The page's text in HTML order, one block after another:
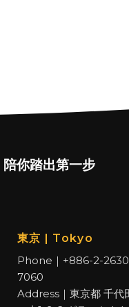
你踏出第一步
東京 | Tokyo
Phone｜+886-2-
7060
Address｜東京都 千代